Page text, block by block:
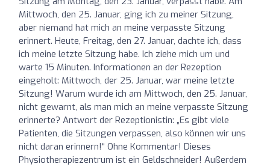
Mittwoch, den 25. Januar, ging ich zu meiner Sitzung,
aber niemand hat mich an meine verpasste Sitzung
erinnert. Heute, Freitag, den 27. Januar, dachte ich, dass
ich meine letzte Sitzung habe. Ich ziehe mich um und
warte 15 Minuten. Informationen an der Rezeption
eingeholt: Mittwoch, der 25. Januar, war meine letzte
Sitzung! Warum wurde ich am Mittwoch, den 25. Januar,
nicht gewarnt, als man mich an meine verpasste Sitzung
erinnerte? Antwort der Rezeptionistin: „Es gibt viele
Patienten, die Sitzungen verpassen, also können wir uns
nicht daran erinnern!“ Ohne Kommentar! Dieses
Physiotherapiezentrum ist ein Geldschneider! Außerdem